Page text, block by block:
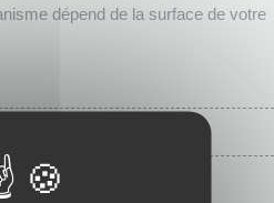
dépend de la surface de votre